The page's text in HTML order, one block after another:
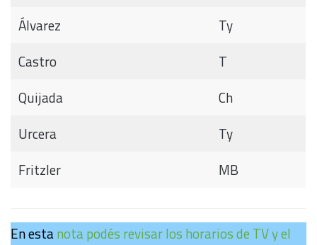
Álvarez
Ty
Castro
T
Quijada
Ch
Urcera
Ty
Fritzler
MB
En estanota podés revisar los horarios de TV y el